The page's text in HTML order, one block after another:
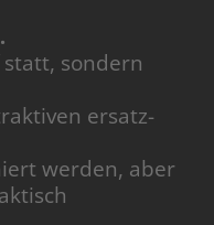
sondern
ersatz-
werden, aber